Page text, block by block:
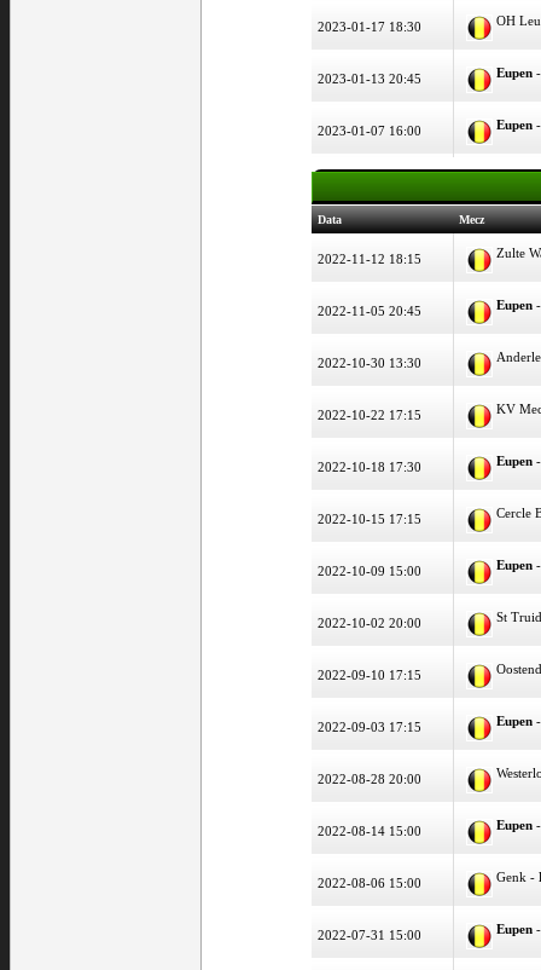
2023-01-17 18:30 OH
2023-01-13 20:45 Eupen
2023-01-07 16:00 Eupen
Data Mecz
2022-11-12 18:15 Zulte
2022-11-05 20:45 Eupen
2022-10-30 13:30
2022-10-22 17:15 KV
2022-10-18 17:30 Eupen
2022-10-15 17:15 Cercle
2022-10-09 15:00 Eupen
2022-10-02 20:00 St
2022-09-10 17:15
2022-09-03 17:15 Eupen
2022-08-28 20:00
2022-08-14 15:00 Eupen
2022-08-06 15:00 Genk -
2022-07-31 15:00 Eupen